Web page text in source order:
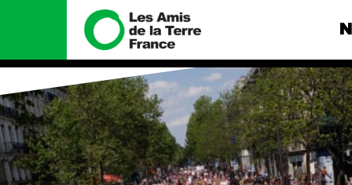
Nous connaître
Histoire
Manifeste
Nos
Total, rendez-
tribunal